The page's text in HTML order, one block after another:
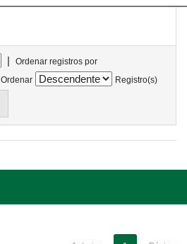
|
Ordenar registros por
Ordenar
Registro(s)